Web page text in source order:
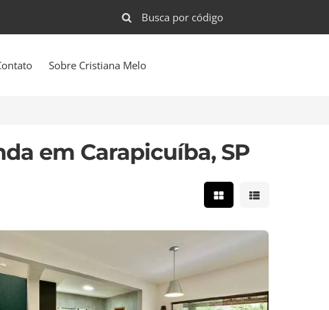
Sobre Cristiana Melo
em Carapicuíba, SP
Mostrar resultados
Mostrar